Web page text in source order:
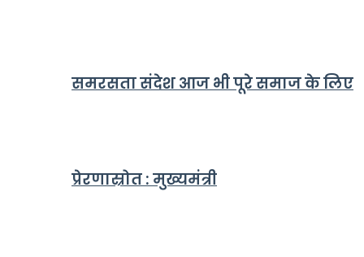
समरसता संदेश आज भी पूरे समाज के लिए
प्रेरणास्रोत : मुख्यमंत्री